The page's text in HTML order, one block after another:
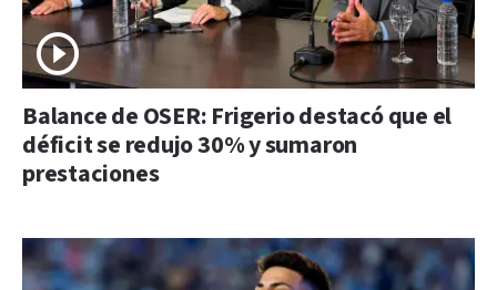
Balance de OSER: Frigerio destacó que el
déficit se redujo 30% y sumaron
prestaciones